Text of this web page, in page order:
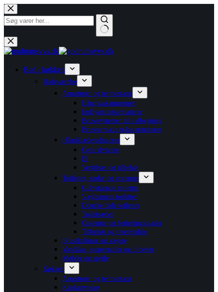
Fortsæt
til
indhold
Ingen
resultater
Bad / køkken
Badeværelse
Armaturer og termostater
Håndvaskarmaturer
Indbygningsarmaturer
Brusesystemer til indbygning
Brusearmaturer/kararmaturer
Håndklæderadiatorer
Centralvarme
El
Ventilsæt og tilbehør
Toiletter, sæder og cisterner
Gulvstående toiletter
Væghængte toiletter
Douche bide toiletter
Toiletsæder
Cisterner og betjeningsplader
Tilbehør og reservedele
Brusekabiner og vægge
Vandlåse, stopventiler og tilbehør
Møbler og spejle
Køkken
Armaturer og termostater
Køkkenvaske